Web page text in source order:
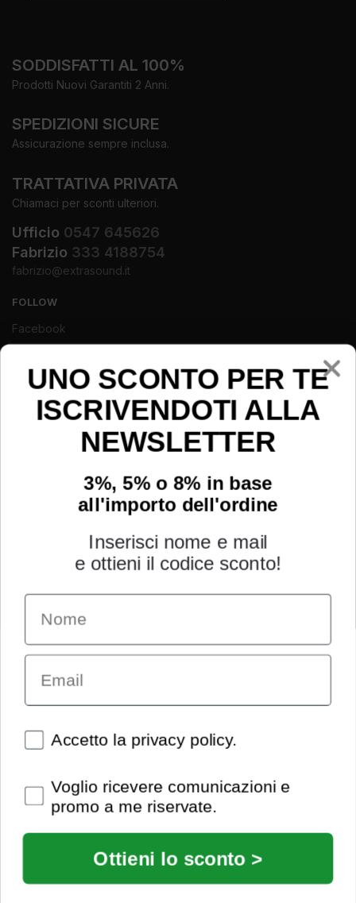
SODDISFATTI AL 100%
Prodotti Nuovi Garantiti 2 Anni.
SPEDIZIONI SICURE
Assicurazione sempre inclusa.
TRATTATIVA PRIVATA
Chiamaci per sconti ulteriori.
Ufficio 0547 645626
Fabrizio 333 4188754
fabrizio@extrasound.it
FOLLOW
Facebook
Instagram
Youtube
INFORMAZIONI
Chi siamo
Condizioni generali
Garanzia
Richiesta assistenza tecnica
Pagamenti e spedizioni
Utilizzo dei cookies
Recedi dal contratto
UNO SCONTO PER TE
ISCRIVENDOTI ALLA
NEWSLETTER
3%, 5% o 8% in base
all'importo dell'ordine
Inserisci nome e mail
e ottieni il codice sconto!
Name
Email
Spunte obbligatorie
Accetto la privacy policy.
Spunte obbligatorie
Voglio ricevere comunicazioni e
promo a me riservate.
Ottieni lo sconto >